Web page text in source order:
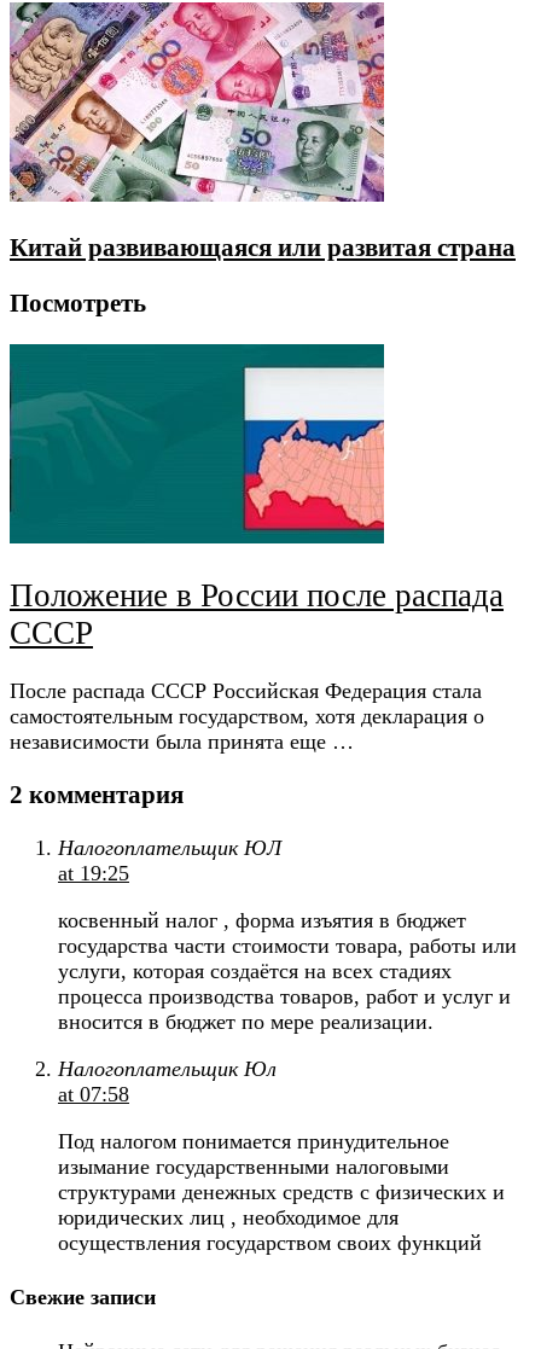
Китай развивающаяся или развитая страна
Посмотреть
Положение в России после распада
СССР
После распада СССР Российская Федерация стала
самостоятельным государством, хотя декларация о
независимости была принята еще …
2 комментария
Налогоплательщик ЮЛ
at 19:25
косвенный налог , форма изъятия в бюджет
государства части стоимости товара, работы или
услуги, которая создаётся на всех стадиях
процесса производства товаров, работ и услуг и
вносится в бюджет по мере реализации.
Налогоплательщик Юл
at 07:58
Под налогом понимается принудительное
изымание государственными налоговыми
структурами денежных средств с физических и
юридических лиц , необходимое для
осуществления государством своих функций
Свежие записи